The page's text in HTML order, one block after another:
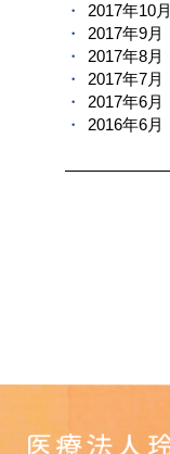
2017年10月
2017年9月
2017年8月
2017年7月
2017年6月
2016年6月